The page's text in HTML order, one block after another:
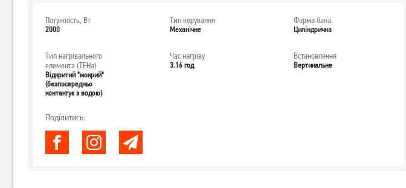
Потужність, Вт
2000
Тип керування
Механічне
Форма бака
Циліндрична
Тип нагрівального
елемента (ТЕНа)
Відкритий "мокрий"
(безпосередньо
контактує з водою)
Час нагріву
3.16 год
Встановлення
Вертикальне
Поділитись: